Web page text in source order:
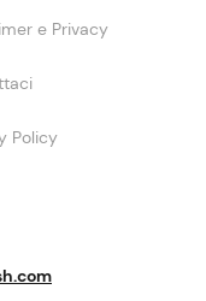
e Privacy
Policy